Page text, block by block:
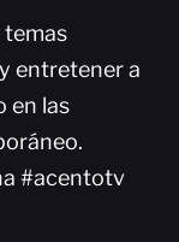
temas
entretener a
en las
#acentotv